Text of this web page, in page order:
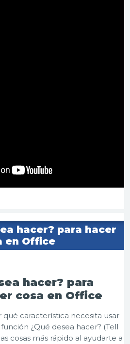
hacer? para hacer
en Office
hacer? para
cosa en Office
qué característica necesita usar
¿Qué desea hacer? (Tell
cosas más rápido al ayudarte a